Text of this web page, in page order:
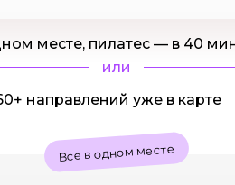
направлений уже в карте
месте, пилатес — в 40
или
Все в одном месте